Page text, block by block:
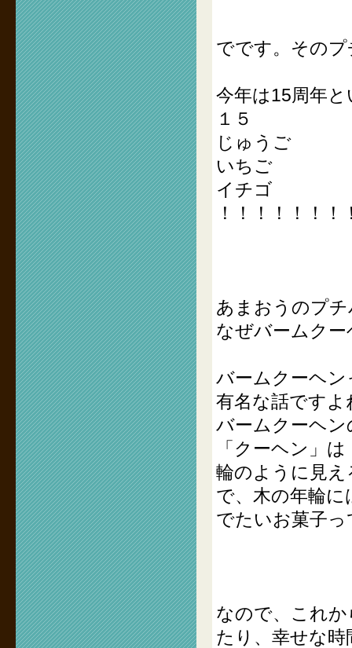
でです。その
今年は15周年
１５
じゅうご
いちご
イチゴ
！！！！！！
あまおうのプ
なぜバームクー
バームクーヘ
有名な話です
バームクーヘ
「クーヘン」
輪のように見
で、木の年輪
でたいお菓子
なので、これ
たり、幸せな